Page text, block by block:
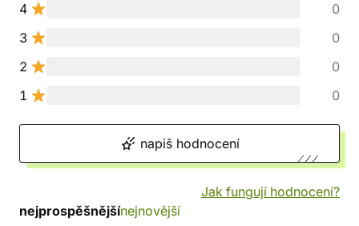
4
0
3
0
2
0
1
0
napiš hodnocení
Jak fungují hodnocení?
nejprospěšnějšínejnovější